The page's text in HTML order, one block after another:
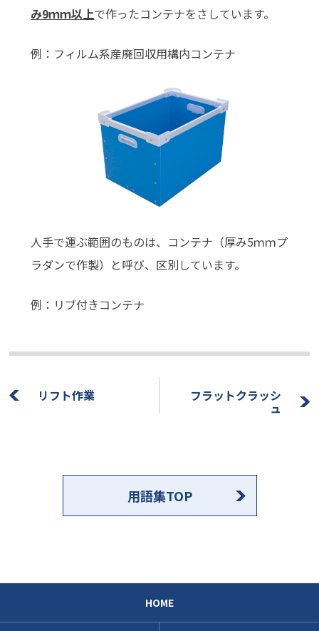
み9ｍｍ以上で作ったコンテナをさしています。
例：フィルム系産廃回収用構内コンテナ
人手で運ぶ範囲のものは、コンテナ（厚み5ｍｍプ
ラダンで作製）と呼び、区別しています。
例：リブ付きコンテナ
リフト作業 フラットクラッシ
ュ
用語集TOP
HOME